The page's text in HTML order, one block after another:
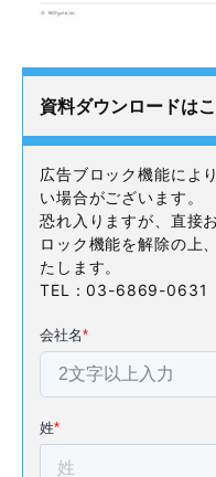
資料ダウンロードは
広告ブロック機能によ
い場合がございます。
恐れ入りますが、直接
ロック機能を解除の上
たします。
TEL：03-6869-0631